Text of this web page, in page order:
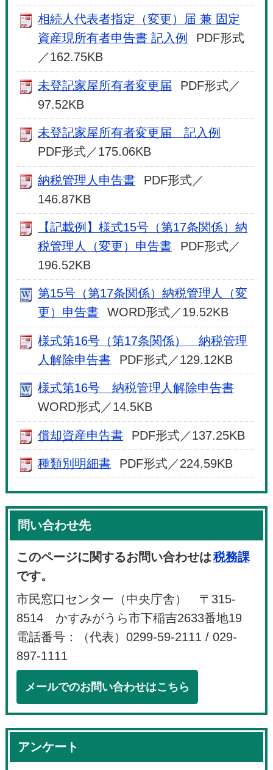
相続人代表者指定（変更）届 兼 固定
資産現所有者申告書 記入例
PDF形式
／162.75KB
未登記家屋所有者変更届
PDF形式／
97.52KB
未登記家屋所有者変更届 記入例
PDF形式／175.06KB
納税管理人申告書
PDF形式／
146.87KB
【記載例】様式15号（第17条関係）納
税管理人（変更）申告書
PDF形式／
196.52KB
第15号（第17条関係）納税管理人（変
更）申告書
WORD形式／19.52KB
様式第16号（第17条関係） 納税管理
人解除申告書
PDF形式／129.12KB
様式第16号 納税管理人解除申告書
WORD形式／14.5KB
償却資産申告書 PDF形式／137.25KB
種類別明細書 PDF形式／224.59KB
問い合わせ先
このページに関するお問い合わせは税務課
です。
市民窓口センター（中央庁舎） 〒315-
8514 かすみがうら市下稲吉2633番地19
電話番号：（代表）0299-59-2111 / 029-
897-1111
メールでのお問い合わせはこちら
アンケート